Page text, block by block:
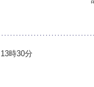
時30分